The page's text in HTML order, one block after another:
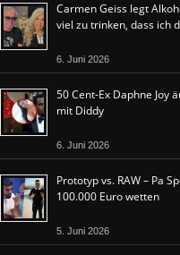
Carmen Geiss legt
viel zu trinken, dass ich
6. Juni 2026
50 Cent-Ex Daphne Joy
mit Diddy
6. Juni 2026
Prototyp vs. RAW – Pa
100.000 Euro wetten
5. Juni 2026